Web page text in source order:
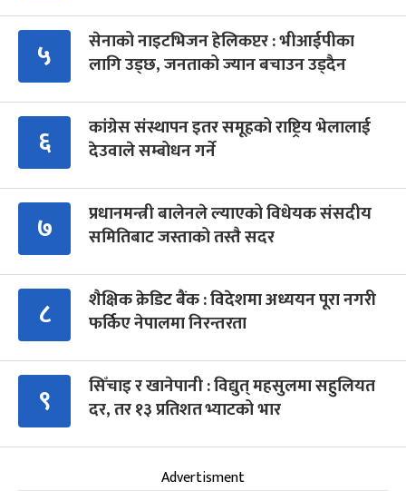
५
सेनाको नाइटभिजन हेलिकप्टर : भीआईपीका
लागि उड्छ, जनताको ज्यान बचाउन उड्दैन
६
कांग्रेस संस्थापन इतर समूहको राष्ट्रिय भेलालाई
देउवाले सम्बोधन गर्ने
७
प्रधानमन्त्री बालेनले ल्याएको विधेयक संसदीय
समितिबाट जस्ताको तस्तै सदर
८
शैक्षिक क्रेडिट बैंक : विदेशमा अध्ययन पूरा नगरी
फर्किए नेपालमा निरन्तरता
९
सिँचाइ र खानेपानी : विद्युत् महसुलमा सहुलियत
दर, तर १३ प्रतिशत भ्याटको भार
Advertisment